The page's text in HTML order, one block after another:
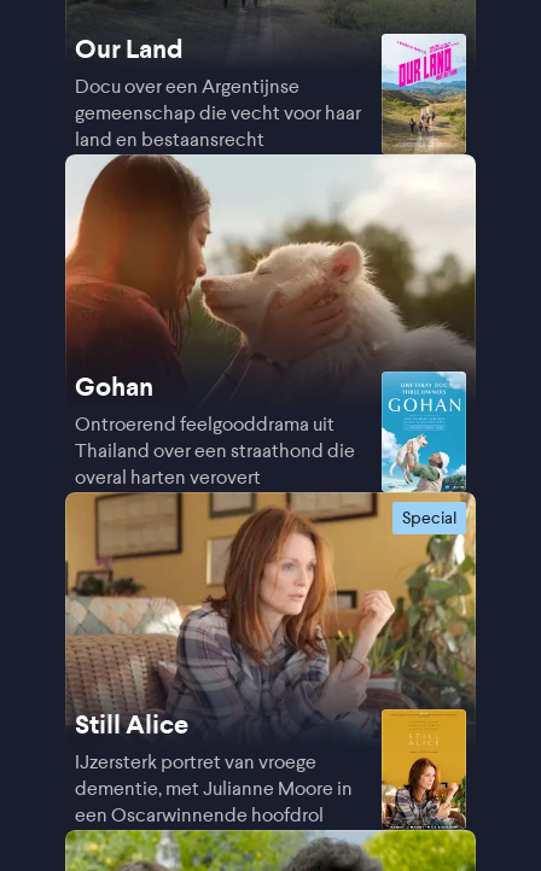
Our Land
Docu over een Argentijnse
gemeenschap die vecht voor haar
land en bestaansrecht
Gohan
Ontroerend feelgooddrama uit
Thailand over een straathond die
overal harten verovert
Special
Still Alice
IJzersterk portret van vroege
dementie, met Julianne Moore in
een Oscarwinnende hoofdrol